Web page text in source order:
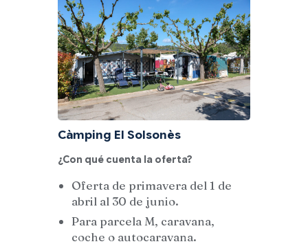
Càmping El Solsonès
¿Con qué cuenta la oferta?
Oferta de primavera del 1 de
abril al 30 de junio.
Para parcela M, caravana,
coche o autocaravana.